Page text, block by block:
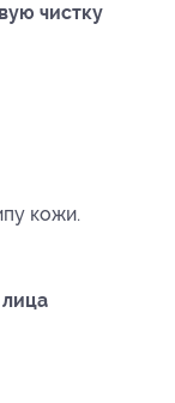
чистку
кожи.